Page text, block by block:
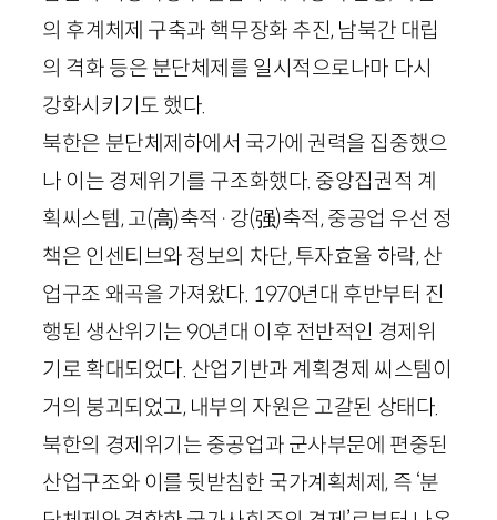
의 후계체제 구축과 핵무장화 추진, 남북간 대립
의 격화 등은 분단체제를 일시적으로나마 다시
강화시키기도 했다.
북한은 분단체제하에서 국가에 권력을 집중했으
나 이는 경제위기를 구조화했다. 중앙집권적 계
획씨스템, 고(高)축적·강(强)축적, 중공업 우선 정
책은 인센티브와 정보의 차단, 투자효율 하락, 산
업구조 왜곡을 가져왔다. 1970년대 후반부터 진
행된 생산위기는 90년대 이후 전반적인 경제위
기로 확대되었다. 산업기반과 계획경제 씨스템이
거의 붕괴되었고, 내부의 자원은 고갈된 상태다.
북한의 경제위기는 중공업과 군사부문에 편중된
산업구조와 이를 뒷받침한 국가계획체제, 즉 ‘분